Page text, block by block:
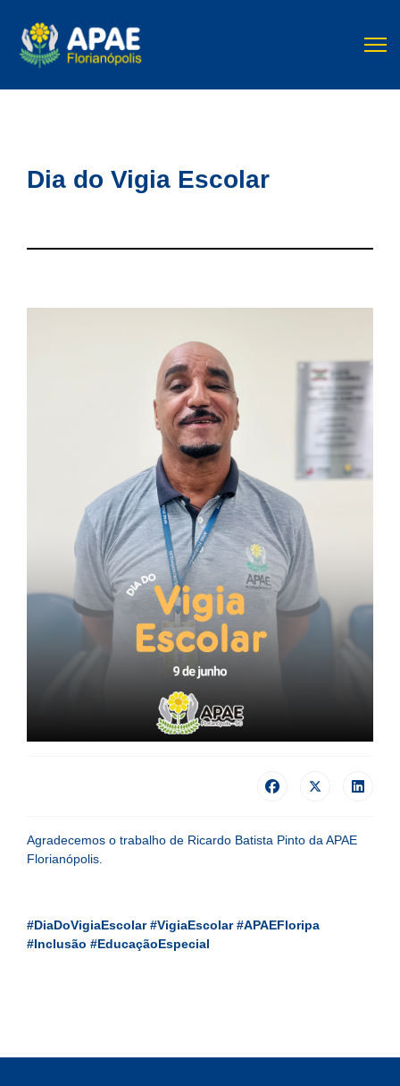
Dia do Vigia Escolar
Agradecemos o trabalho de Ricardo Batista Pinto da APAE
Florianópolis.
#DiaDoVigiaEscolar #VigiaEscolar #APAEFloripa
#Inclusão #EducaçãoEspecial